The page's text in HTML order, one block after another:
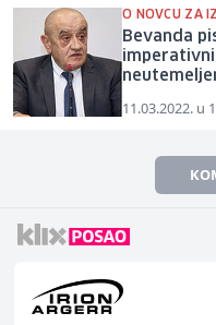
O NOVCU ZA
Bevanda
11.03.2022. u